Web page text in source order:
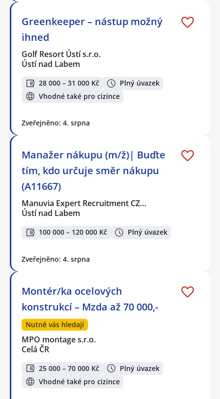
Greenkeeper – nástup možný
ihned
Golf Resort Ústí s.r.o.
Ústí nad Labem
28 000 – 31 000 Kč
Plný úvazek
Vhodné také pro cizince
Zveřejněno: 4. srpna
Manažer nákupu (m/ž)| Buďte
tím, kdo určuje směr nákupu
(A11667)
Manuvia Expert Recruitment CZ…
Ústí nad Labem
100 000 – 120 000 Kč Plný úvazek
Zveřejněno: 4. srpna
Montér/ka ocelových
konstrukcí – Mzda až 70 000,-
Nutně vás hledají
MPO montage s.r.o.
Celá ČR
25 000 – 70 000 Kč
Plný úvazek
Vhodné také pro cizince